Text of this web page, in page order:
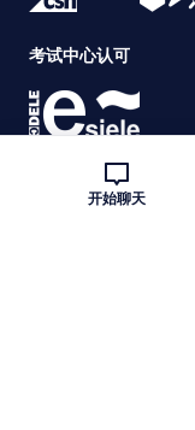
开始聊天
考试中心认可